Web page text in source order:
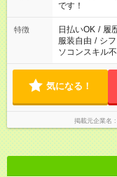
です！
特徴 日払いOK / 履
服装自由 / シ
ソコンスキル
気になる！
掲載元企業名